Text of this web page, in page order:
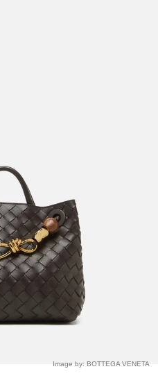
Image by: BOTTEGA VENETA